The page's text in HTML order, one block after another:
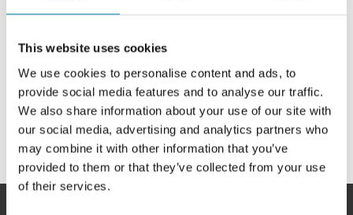
This website uses cookies
We use cookies to personalise content and ads, to
provide social media features and to analyse our traffic.
We also share information about your use of our site with
our social media, advertising and analytics partners who
may combine it with other information that you’ve
provided to them or that they’ve collected from your use
of their services.
info@billigskabe.dk